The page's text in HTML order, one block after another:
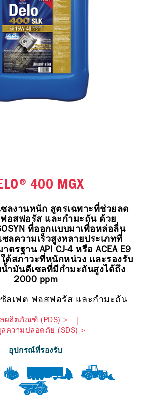
400 MGX
ซลงานหนัก สูตรเฉพาะที่ช่วยลด
ฟอสฟอรัส และกํามะถัน ด้วย
ที่ออกแบบมาเพื่อหล่อลื่น
ซลความเร็วสูงหลายประเภทที่
ตรฐาน API CJ-4 หรือ ACEA E9
ต้สภาวะที่หนักหน่วง และรองรับ
ำมันดีเซลที่มีกำมะถันสูงได้ถึง
2000 ppm
ซัลเฟต ฟอสฟอรัส และกํามะถัน
ผลิตภัณฑ์ (PDS) > |
ความปลอดภัย (SDS) >
อุปกรณ์ที่รองรับ